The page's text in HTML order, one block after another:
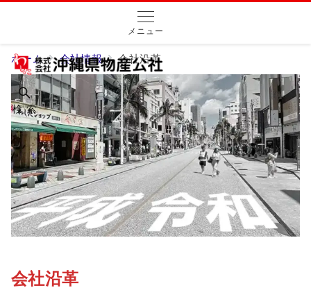
メニュー
検 索
ホーム 会社情報 会社沿革
会社沿革